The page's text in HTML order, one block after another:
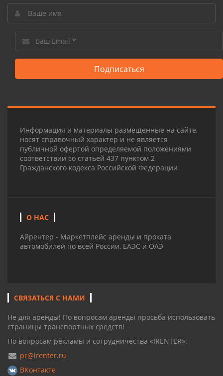
Подписаться
Информация и материалы размещенные на сайте,
носят справочный характер и не является
публичной офертой определяемой положениями
соответствии со статьей 437 пунктом 2
Гражданского кодекса Российской Федерации
О НАС
Айрентер - Маркетплейс аренды и проката
автомобилей по всей России, ЕАЭС и ОАЭ
СВЯЗАТЬСЯ С НАМИ
Не для аренды! По вопросам аренды просьба использовать
страницы транспортных средств!
По вопросам рекламы и сотрудничества «IRENTER»:
pr@irenter.ru
ВКонтакте